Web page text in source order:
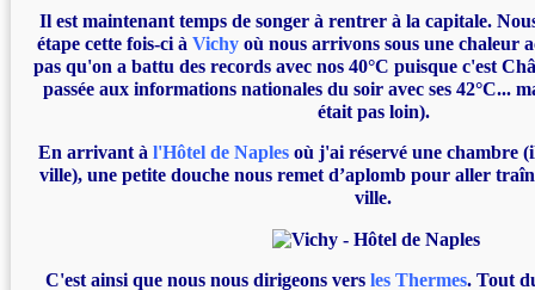
Il est maintenant temps de songer à rentrer à la capitale.
étape cette fois-ci àVichy où nous arrivons sous une chaleur
pas qu'on a battu des records avec nos 40°C puisque c'est
passée aux informations nationales du soir avec ses 42°C...
était pas loin).
En arrivant àl'Hôtel de Naples où j'ai réservé une chambre
ville), une petite douche nous remet d’aplomb pour aller
ville.
C'est ainsi que nous nous dirigeons versles Thermes. Tout